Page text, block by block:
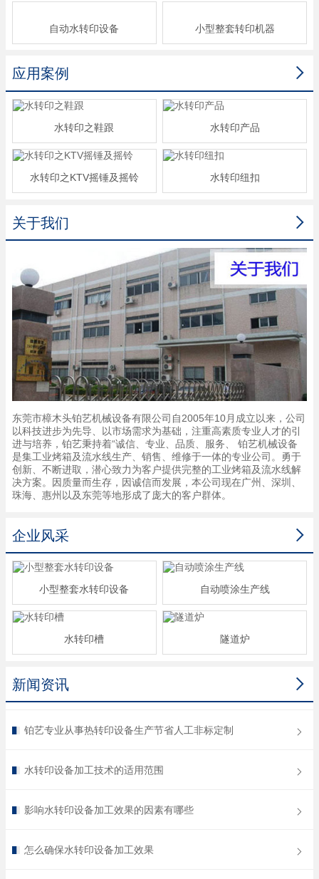
自动水转印设备 小型整套转印机器

应用案例
水转印之鞋跟 水转印产品
水转印之KTV摇锤及摇铃 水转印纽扣

关于我们
东莞市樟木头铂艺机械设备有限公司自2005年10月成立以来，公司
以科技进步为先导、以市场需求为基础，注重高素质专业人才的引
进与培养，铂艺秉持着“诚信、专业、品质、服务、 铂艺机械设备
是集工业烤箱及流水线生产、销售、维修于一体的专业公司。勇于
创新、不断进取，潜心致力为客户提供完整的工业烤箱及流水线解
决方案。因质量而生存，因诚信而发展，本公司现在广州、深圳、
珠海、惠州以及东莞等地形成了庞大的客户群体。

企业风采
小型整套水转印设备 自动喷涂生产线
水转印槽 隧道炉

新闻资讯
铂艺专业从事热转印设备生产节省人工非标定制
水转印设备加工技术的适用范围
影响水转印设备加工效果的因素有哪些
怎么确保水转印设备加工效果